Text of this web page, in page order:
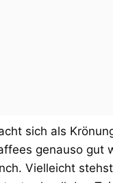
sich als
genauso gut
Vielleicht